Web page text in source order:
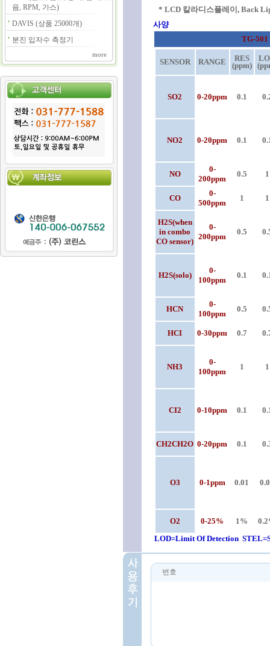
음, RPM, 가스)
DAVIS (상품 25000개)
분진 입자수 측정기
more
* LCD 칼라디스플레이, Back
사양
TG-501
SENSOR RANGE
RES
(ppm)
SO2 0-20ppm 0.1
NO2 0-20ppm 0.1
NO
0-
200ppm
0.5 1
CO
0-
500ppm
1 1
H2S(when
in combo
CO sensor)
0-
200ppm
0.5
H2S(solo)
0-
100ppm
0.1
HCN
0-
100ppm
0.5
HCI 0-30ppm 0.7
NH3
0-
100ppm
1 1
CI2 0-10ppm 0.1
CH2CH2O 0-20ppm 0.1
O3 0-1ppm 0.01
O2 0-25% 1%
LOD=Limit Of Detection
번호